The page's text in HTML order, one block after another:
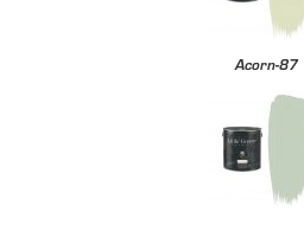
Acorn-87